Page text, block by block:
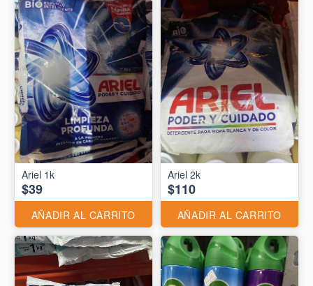
Ariel 1k
$39
AÑADIR AL CARRITO
Ariel 2k
$110
AÑADIR AL CARRITO